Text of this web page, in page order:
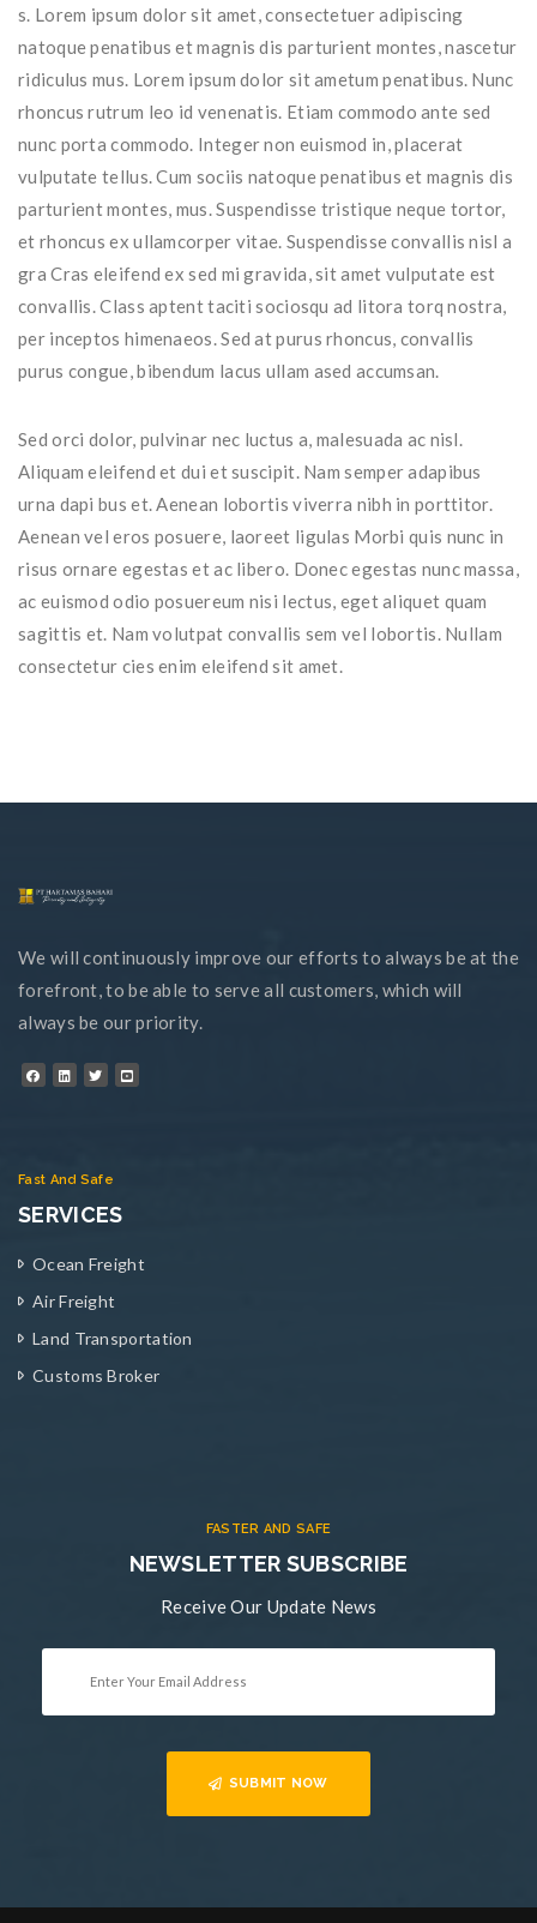
s. Lorem ipsum dolor sit amet, consectetuer adipiscing
natoque penatibus et magnis dis parturient montes, nascetur
ridiculus mus. Lorem ipsum dolor sit ametum penatibus. Nunc
rhoncus rutrum leo id venenatis. Etiam commodo ante sed
nunc porta commodo. Integer non euismod in, placerat
vulputate tellus. Cum sociis natoque penatibus et magnis dis
parturient montes, mus. Suspendisse tristique neque tortor,
et rhoncus ex ullamcorper vitae. Suspendisse convallis nisl a
gra Cras eleifend ex sed mi gravida, sit amet vulputate est
convallis. Class aptent taciti sociosqu ad litora torq nostra,
per inceptos himenaeos. Sed at purus rhoncus, convallis
purus congue, bibendum lacus ullam ased accumsan.
Sed orci dolor, pulvinar nec luctus a, malesuada ac nisl.
Aliquam eleifend et dui et suscipit. Nam semper adapibus
urna dapi bus et. Aenean lobortis viverra nibh in porttitor.
Aenean vel eros posuere, laoreet ligulas Morbi quis nunc in
risus ornare egestas et ac libero. Donec egestas nunc massa,
ac euismod odio posuereum nisi lectus, eget aliquet quam
sagittis et. Nam volutpat convallis sem vel lobortis. Nullam
consectetur cies enim eleifend sit amet.
We will continuously improve our efforts to always be at the
forefront, to be able to serve all customers, which will
always be our priority.
Fast And Safe
SERVICES
Ocean Freight
Air Freight
Land Transportation
Customs Broker
FASTER AND SAFE
NEWSLETTER SUBSCRIBE
Receive Our Update News
SUBMIT NOW